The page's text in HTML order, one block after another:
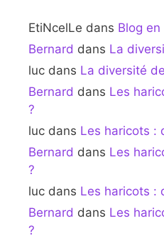
EtiNcelLe dans Blog
Bernard dans La
luc dans La diversité
Bernard dans Les
?
luc dans Les haricots :
Bernard dans Les
?
luc dans Les haricots :
Bernard dans Les
?